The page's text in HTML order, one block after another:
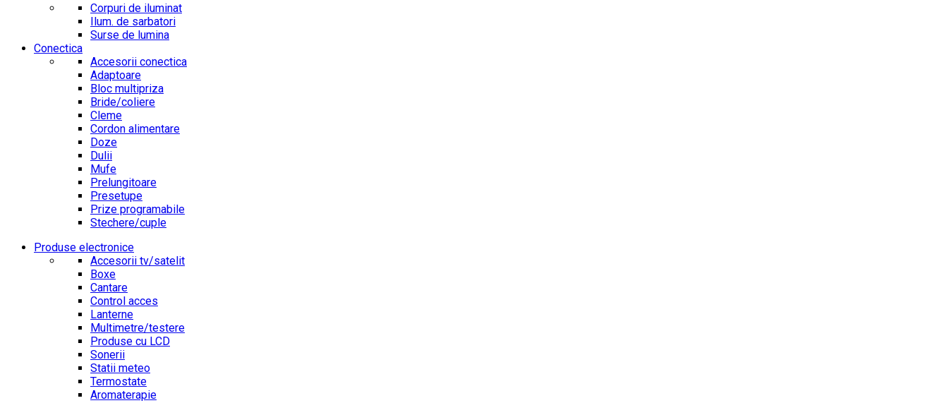
Corpuri de iluminat
Ilum. de sarbatori
Surse de lumina
Conectica
Accesorii conectica
Adaptoare
Bloc multipriza
Bride/coliere
Cleme
Cordon alimentare
Doze
Dulii
Mufe
Prelungitoare
Presetupe
Prize programabile
Stechere/cuple
Produse electronice
Accesorii tv/satelit
Boxe
Cantare
Control acces
Lanterne
Multimetre/testere
Produse cu LCD
Sonerii
Statii meteo
Termostate
Aromaterapie